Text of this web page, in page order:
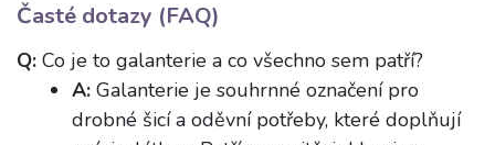
Časté dotazy (FAQ)
Q: Co je to galanterie a co všechno sem patří?
A: Galanterie je souhrnné označení pro
drobné šicí a oděvní potřeby, které doplňují